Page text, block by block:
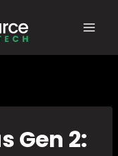
Gen 2: